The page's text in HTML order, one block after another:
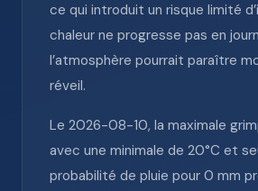
ce qui introduit un risque limité
chaleur ne progresse pas en
l’atmosphère pourrait paraître
réveil.
Le 2026-08-10, la maximale
avec une minimale de 20°C et
probabilité de pluie pour 0 mm